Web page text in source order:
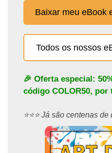
Baixar meu eBook
Todos os nossos
🎉 Oferta especial:
código COLOR50, por
⭐️⭐️⭐️ Já são centenas